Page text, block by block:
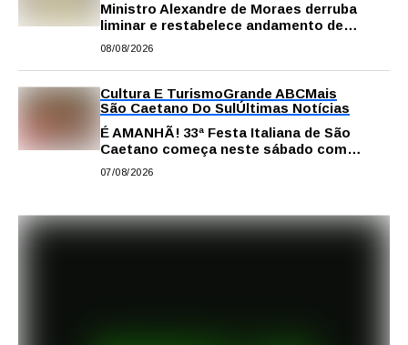
Ministro Alexandre de Moraes derruba
liminar e restabelece andamento de
comissão processante contra vereador
08/08/2026
Cultura E TurismoGrande ABCMais
São Caetano Do SulÚltimas Notícias
É AMANHÃ! 33ª Festa Italiana de São
Caetano começa neste sábado com
gastronomia, música e solidariedade
07/08/2026